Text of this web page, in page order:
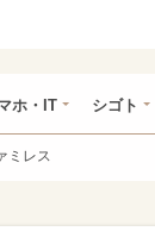
ホ・IT シゴト
ミレス